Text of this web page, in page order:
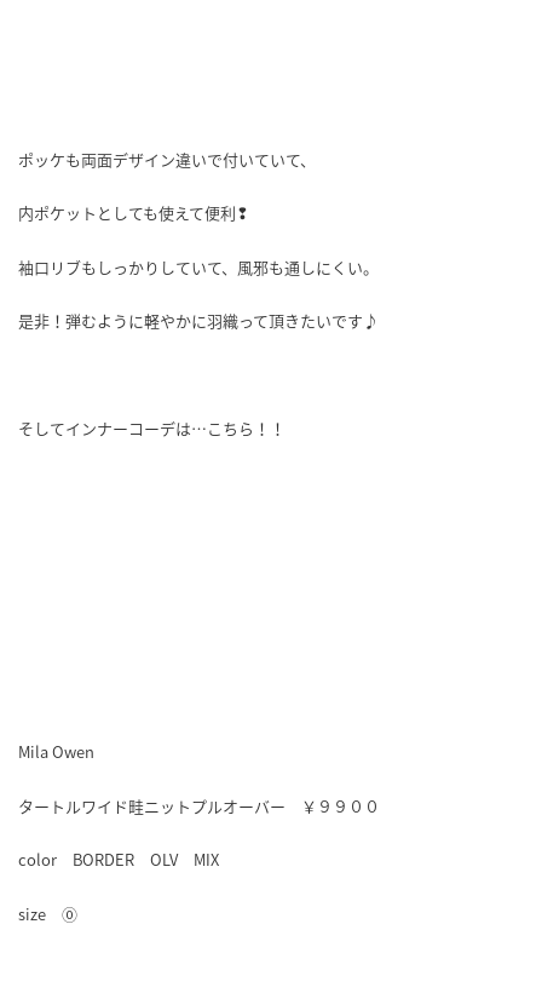
ポッケも両面デザイン違いで付いていて、
内ポケットとしても使えて便利❢
袖口リブもしっかりしていて、風邪も通しにくい。
是非！弾むように軽やかに羽織って頂きたいです♪
そしてインナーコーデは…こちら！！
Mila Owen
タートルワイド畦ニットプルオーバー ￥９９００
color BORDER OLV MIX
size ⓪